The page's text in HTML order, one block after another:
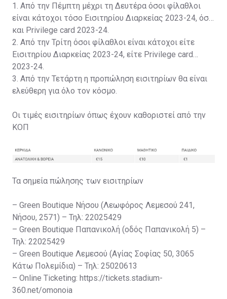
1. Από την Πέμπτη μέχρι τη Δευτέρα όσοι φίλαθλοι
είναι κάτοχοι τόσο Εισιτηρίου Διαρκείας 2023-24, όσο
και Privilege card 2023-24.
2. Από την Τρίτη όσοι φίλαθλοι είναι κάτοχοι είτε
Εισιτηρίου Διαρκείας 2023-24, είτε Privilege card
2023-24.
3. Από την Τετάρτη η προπώληση εισιτηρίων θα είναι
ελεύθερη για όλο τον κόσμο.
Οι τιμές εισιτηρίων όπως έχουν καθοριστεί από την
ΚΟΠ
Τα σημεία πώλησης των εισιτηρίων
– Green Boutique Νήσου (Λεωφόρος Λεμεσού 241,
Νήσου, 2571) – Τηλ: 22025429
– Green Boutique Παπανικολή (οδός Παπανικολή 5) –
Τηλ: 22025429
– Green Boutique Λεμεσού (Αγίας Σοφίας 50, 3065
Κάτω Πολεμίδια) – Τηλ: 25020613
– Online Ticketing: https://tickets.stadium-
360.net/omonoia